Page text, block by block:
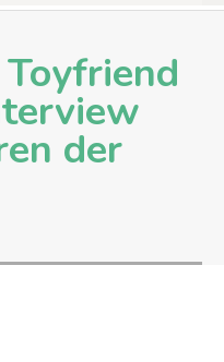
der